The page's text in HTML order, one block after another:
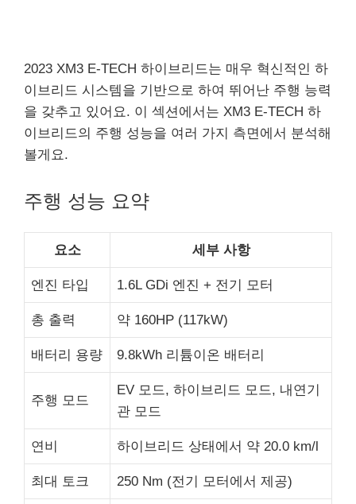
2023 XM3 E-TECH 하이브리드는 매우 혁신적인 하
이브리드 시스템을 기반으로 하여 뛰어난 주행 능력
을 갖추고 있어요. 이 섹션에서는 XM3 E-TECH 하
이브리드의 주행 성능을 여러 가지 측면에서 분석해
볼게요.
주행 성능 요약
요소 세부 사항
엔진 타입 1.6L GDi 엔진 + 전기 모터
총 출력 약 160HP (117kW)
배터리 용량 9.8kWh 리튬이온 배터리
주행 모드
EV 모드, 하이브리드 모드, 내연기
관 모드
연비 하이브리드 상태에서 약 20.0 km/l
최대 토크 250 Nm (전기 모터에서 제공)